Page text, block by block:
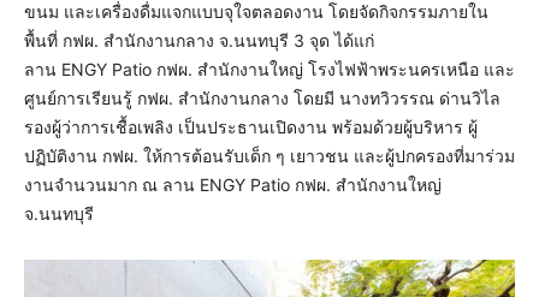
ขนม และเครื่องดื่มแจกแบบจุใจตลอดงาน โดยจัดกิจกรรมภายใน
พื้นที่ กฟผ. สำนักงานกลาง จ.นนทบุรี 3 จุด ได้แก่
ลาน ENGY Patio กฟผ. สำนักงานใหญ่ โรงไฟฟ้าพระนครเหนือ และ
ศูนย์การเรียนรู้ กฟผ. สำนักงานกลาง โดยมี นางทวิวรรณ ด่านวิไล
รองผู้ว่าการเชื้อเพลิง เป็นประธานเปิดงาน พร้อมด้วยผู้บริหาร ผู้
ปฏิบัติงาน กฟผ. ให้การต้อนรับเด็ก ๆ เยาวชน และผู้ปกครองที่มาร่วม
งานจำนวนมาก ณ ลาน ENGY Patio กฟผ. สำนักงานใหญ่
จ.นนทบุรี